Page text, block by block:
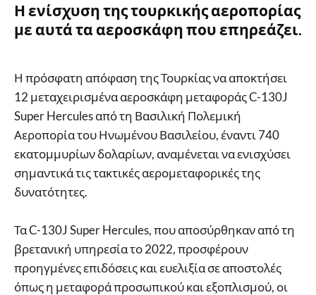
Η ενίσχυση της τουρκικής αεροπορίας
με αυτά τα αεροσκάφη που επηρεάζει.
Η πρόσφατη απόφαση της Τουρκίας να αποκτήσει
12 μεταχειρισμένα αεροσκάφη μεταφοράς C-130J
Super Hercules από τη Βασιλική Πολεμική
Αεροπορία του Ηνωμένου Βασιλείου, έναντι 740
εκατομμυρίων δολαρίων, αναμένεται να ενισχύσει
σημαντικά τις τακτικές αερομεταφορικές της
δυνατότητες.
Τα C-130J Super Hercules, που αποσύρθηκαν από τη
βρετανική υπηρεσία το 2022, προσφέρουν
προηγμένες επιδόσεις και ευελιξία σε αποστολές
όπως η μεταφορά προσωπικού και εξοπλισμού, οι